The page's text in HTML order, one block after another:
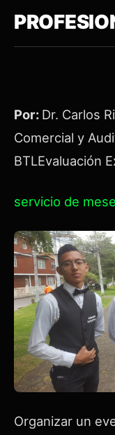
Por: Dr. Carlos
Comercial y
servicio de
Organizar un